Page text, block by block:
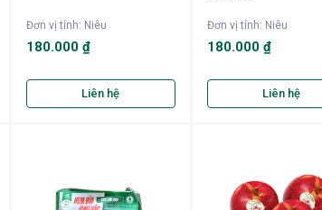
Đơn vị tính: Niêu
180.000 ₫
Liên hệ
Đơn vị tính: Niêu
180.000 ₫
Liên hệ